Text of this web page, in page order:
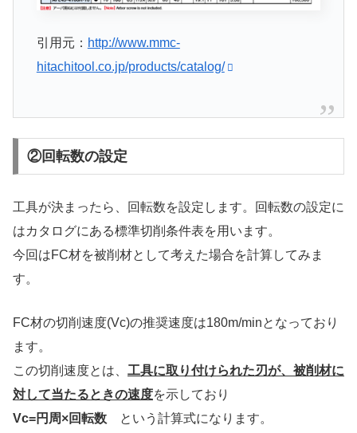
引用元： http://www.mmc-
hitachitool.co.jp/products/catalog/
②回転数の設定
工具が決まったら、回転数を設定します。回転数の設定に
はカタログにある標準切削条件表を用います。
今回はFC材を被削材として考えた場合を計算してみま
す。
FC材の切削速度(Vc)の推奨速度は180m/minとなっており
ます。
この切削速度とは、 工具に取り付けられた刃が、被削材に
対して当たるときの速度を示しており
Vc=円周×回転数 という計算式になります。